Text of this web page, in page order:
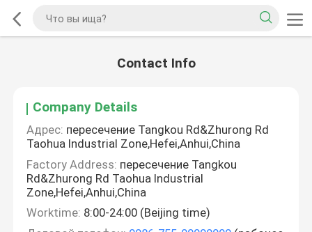
Contact Info
Company Details
Адрес: пересечение Tangkou Rd&Zhurong Rd
Taohua Industrial Zone,Hefei,Anhui,China
Factory Address: пересечение Tangkou
Rd&Zhurong Rd Taohua Industrial
Zone,Hefei,Anhui,China
Worktime: 8:00-24:00 (Beijing time)